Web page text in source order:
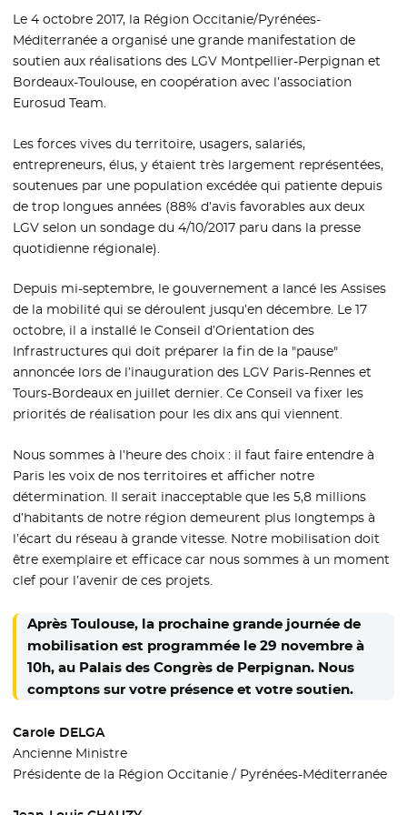
Le 4 octobre 2017, la Région Occitanie/Pyrénées-
Méditerranée a organisé une grande manifestation de
soutien aux réalisations des LGV Montpellier-Perpignan et
Bordeaux-Toulouse, en coopération avec l’association
Eurosud Team.
Les forces vives du territoire, usagers, salariés,
entrepreneurs, élus, y étaient très largement représentées,
soutenues par une population excédée qui patiente depuis
de trop longues années (88% d’avis favorables aux deux
LGV selon un sondage du 4/10/2017 paru dans la presse
quotidienne régionale).
Depuis mi-septembre, le gouvernement a lancé les Assises
de la mobilité qui se déroulent jusqu’en décembre. Le 17
octobre, il a installé le Conseil d’Orientation des
Infrastructures qui doit préparer la fin de la "pause"
annoncée lors de l’inauguration des LGV Paris-Rennes et
Tours-Bordeaux en juillet dernier. Ce Conseil va fixer les
priorités de réalisation pour les dix ans qui viennent.
Nous sommes à l’heure des choix : il faut faire entendre à
Paris les voix de nos territoires et afficher notre
détermination. Il serait inacceptable que les 5,8 millions
d’habitants de notre région demeurent plus longtemps à
l’écart du réseau à grande vitesse. Notre mobilisation doit
être exemplaire et efficace car nous sommes à un moment
clef pour l’avenir de ces projets.
Après Toulouse, la prochaine grande journée de
mobilisation est programmée le 29 novembre à
10h, au Palais des Congrès de Perpignan. Nous
comptons sur votre présence et votre soutien.
Carole DELGA
Ancienne Ministre
Présidente de la Région Occitanie / Pyrénées-Méditerranée